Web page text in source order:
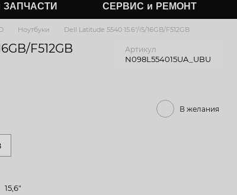
ЗАПЧАСТИ СЕРВИС и РЕМОНТ
Ноутбуки Dell Latitude 5540 15.6"/i5/16GB/F512GB
F512GB
Артикул
N098L554015UA_UBU
В желания
15,6"